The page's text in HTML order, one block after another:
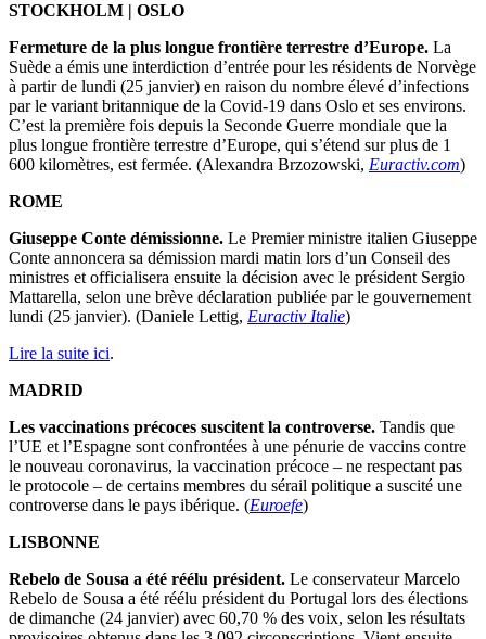
STOCKHOLM | OSLO
Fermeture de la plus longue frontière terrestre d’Europe. La
Suède a émis une interdiction d’entrée pour les résidents de Norvège
à partir de lundi (25 janvier) en raison du nombre élevé d’infections
par le variant britannique de la Covid-19 dans Oslo et ses environs.
C’est la première fois depuis la Seconde Guerre mondiale que la
plus longue frontière terrestre d’Europe, qui s’étend sur plus de 1
600 kilomètres, est fermée. (Alexandra Brzozowski, Euractiv.com)
ROME
Giuseppe Conte démissionne. Le Premier ministre italien Giuseppe
Conte annoncera sa démission mardi matin lors d’un Conseil des
ministres et officialisera ensuite la décision avec le président Sergio
Mattarella, selon une brève déclaration publiée par le gouvernement
lundi (25 janvier). (Daniele Lettig, Euractiv Italie)
Lire la suite ici.
MADRID
Les vaccinations précoces suscitent la controverse. Tandis que
l’UE et l’Espagne sont confrontées à une pénurie de vaccins contre
le nouveau coronavirus, la vaccination précoce – ne respectant pas
le protocole – de certains membres du sérail politique a suscité une
controverse dans le pays ibérique. (Euroefe)
LISBONNE
Rebelo de Sousa a été réélu président. Le conservateur Marcelo
Rebelo de Sousa a été réélu président du Portugal lors des élections
de dimanche (24 janvier) avec 60,70 % des voix, selon les résultats